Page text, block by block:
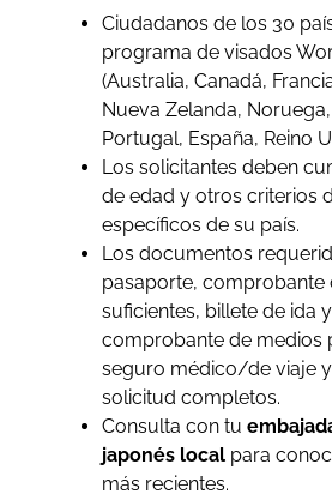
Ciudadanos de los 30
programa de visados
(Australia, Canadá,
Nueva Zelanda,
Portugal, España, Reino
Los solicitantes deben
de edad y otros criterios
específicos de su país.
Los documentos
pasaporte, comprobante
suficientes, billete de ida
comprobante de medios
seguro médico/de viaje
solicitud completos.
Consulta con tu
japonés localpara
más recientes.